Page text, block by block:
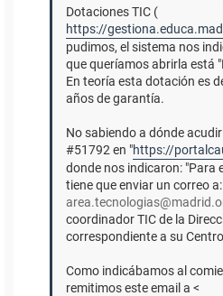
Dotaciones TIC (
https://
pudimos, el sistema nos
que queríamos abrirla está
En teoría esta dotación es
años de garantía.
No sabiendo a dónde
#51792 en "https://
donde nos indicaron: "Para
tiene que enviar un correo a:
coordinador TIC de la
correspondiente a su
Como indicábamos al
remitimos este email a <